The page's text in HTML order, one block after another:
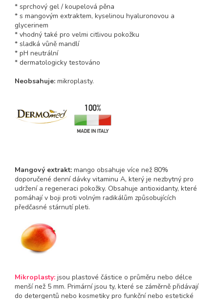
* sprchový gel / koupelová pěna
* s mangovým extraktem, kyselinou hyaluronovou a
glycerinem
* vhodný také pro velmi citlivou pokožku
* sladká vůně mandlí
* pH neutrální
* dermatologicky testováno
Neobsahuje: mikroplasty.
Mangový extrakt: mango obsahuje více než 80%
doporučené denní dávky vitaminu A, který je nezbytný pro
udržení a regeneraci pokožky. Obsahuje antioxidanty, které
pomáhají v boji proti volným radikálům způsobujících
předčasné stárnutí pleti.
Mikroplasty: jsou plastové částice o průměru nebo délce
menší než 5 mm. Primární jsou ty, které se záměrně přidávají
do detergentů nebo kosmetiky pro funkční nebo estetické